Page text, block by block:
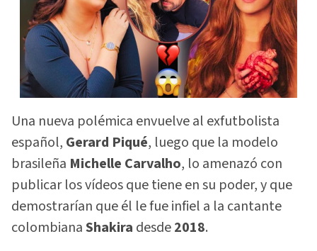
Una nueva polémica envuelve al exfutbolista
español, Gerard Piqué, luego que la modelo
brasileña Michelle Carvalho, lo amenazó con
publicar los vídeos que tiene en su poder, y que
demostrarían que él le fue infiel a la cantante
colombianaShakira desde2018.